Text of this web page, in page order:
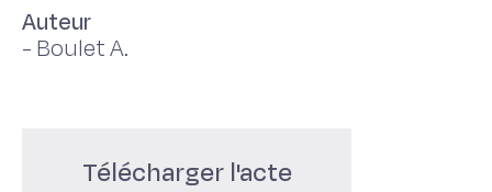
Auteur
- Boulet A.
Télécharger l'acte